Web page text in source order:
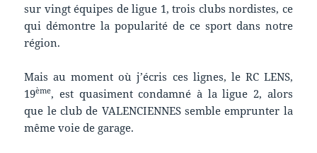
sur vingt équipes de ligue 1, trois clubs nordistes, ce
qui démontre la popularité de ce sport dans notre
région.
Mais au moment où j’écris ces lignes, le RC LENS,
19ème, est quasiment condamné à la ligue 2, alors
que le club de VALENCIENNES semble emprunter la
même voie de garage.